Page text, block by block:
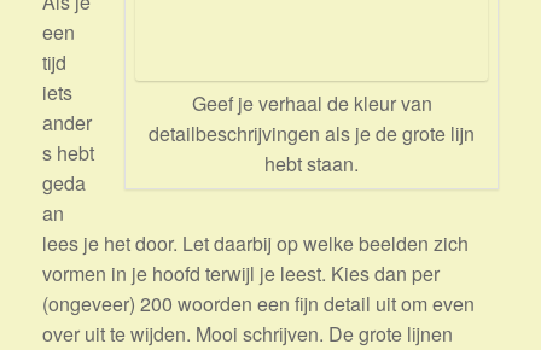
Geef je verhaal de kleur van
detailbeschrijvingen als je de grote lijn
hebt staan.
een
tijd
iets
ander
s hebt
geda
an
lees je het door. Let daarbij op welke beelden zich
vormen in je hoofd terwijl je leest. Kies dan per
(ongeveer) 200 woorden een fijn detail uit om even
over uit te wijden. Mooi schrijven. De grote lijnen